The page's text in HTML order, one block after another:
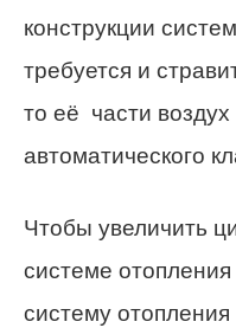
конструкции
требуется и
то её части воздух
автоматического
Чтобы увеличить
системе
систему